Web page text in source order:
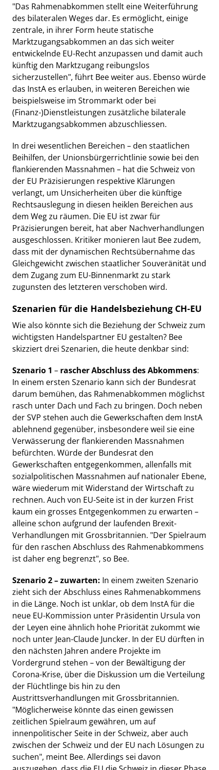
"Das Rahmenabkommen stellt eine Weiterführung
des bilateralen Weges dar. Es ermöglicht, einige
zentrale, in ihrer Form heute statische
Marktzugangsabkommen an das sich weiter
entwickelnde EU-Recht anzupassen und damit auch
künftig den Marktzugang reibungslos
sicherzustellen", führt Bee weiter aus. Ebenso würde
das InstA es erlauben, in weiteren Bereichen wie
beispielsweise im Strommarkt oder bei
(Finanz-)Dienstleistungen zusätzliche bilaterale
Marktzugangsabkommen abzuschliessen.
In drei wesentlichen Bereichen – den staatlichen
Beihilfen, der Unionsbürgerrichtlinie sowie bei den
flankierenden Massnahmen – hat die Schweiz von
der EU Präzisierungen respektive Klärungen
verlangt, um Unsicherheiten über die künftige
Rechtsauslegung in diesen heiklen Bereichen aus
dem Weg zu räumen. Die EU ist zwar für
Präzisierungen bereit, hat aber Nachverhandlungen
ausgeschlossen. Kritiker monieren laut Bee zudem,
dass mit der dynamischen Rechtsübernahme das
Gleichgewicht zwischen staatlicher Souveränität und
dem Zugang zum EU-Binnenmarkt zu stark
zugunsten des letzteren verschoben wird.
Szenarien für die Handelsbeziehung CH-EU
Wie also könnte sich die Beziehung der Schweiz zum
wichtigsten Handelspartner EU gestalten? Bee
skizziert drei Szenarien, die heute denkbar sind:
Szenario 1 – rascher Abschluss des Abkommens:
In einem ersten Szenario kann sich der Bundesrat
darum bemühen, das Rahmenabkommen möglichst
rasch unter Dach und Fach zu bringen. Doch neben
der SVP stehen auch die Gewerkschaften dem InstA
ablehnend gegenüber, insbesondere weil sie eine
Verwässerung der flankierenden Massnahmen
befürchten. Würde der Bundesrat den
Gewerkschaften entgegenkommen, allenfalls mit
sozialpolitischen Massnahmen auf nationaler Ebene,
wäre wiederum mit Widerstand der Wirtschaft zu
rechnen. Auch von EU-Seite ist in der kurzen Frist
kaum ein grosses Entgegenkommen zu erwarten –
alleine schon aufgrund der laufenden Brexit-
Verhandlungen mit Grossbritannien. "Der Spielraum
für den raschen Abschluss des Rahmenabkommens
ist daher eng begrenzt", so Bee.
Szenario 2 – zuwarten: In einem zweiten Szenario
zieht sich der Abschluss eines Rahmenabkommens
in die Länge. Noch ist unklar, ob dem InstA für die
neue EU-Kommission unter Präsidentin Ursula von
der Leyen eine ähnlich hohe Priorität zukommt wie
noch unter Jean-Claude Juncker. In der EU dürften in
den nächsten Jahren andere Projekte im
Vordergrund stehen – von der Bewältigung der
Corona-Krise, über die Diskussion um die Verteilung
der Flüchtlinge bis hin zu den
Austrittsverhandlungen mit Grossbritannien.
"Möglicherweise könnte das einen gewissen
zeitlichen Spielraum gewähren, um auf
innenpolitischer Seite in der Schweiz, aber auch
zwischen der Schweiz und der EU nach Lösungen zu
suchen", meint Bee. Allerdings sei davon